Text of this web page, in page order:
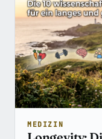
MEDIZIN